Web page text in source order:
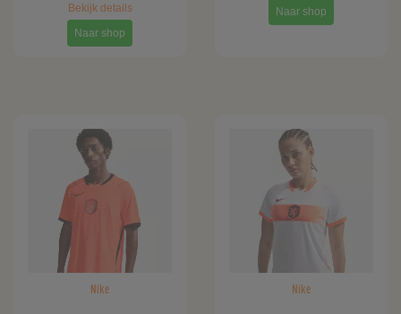
Bekijk details
Naar shop
Naar shop
Nike Nike